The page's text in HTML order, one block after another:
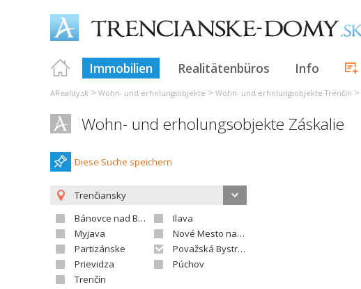
Immobilien Realitätenbüros Info
AReality.sk > Wohn- und erholungsobjekte > Wohn- und erholungsobjekte Trenčín >
Wohn- und erholungsobjekte Záskalie
Diese Suche speichern
Trenčiansky
Bánovce nad Bebravou
Ilava
Myjava
Nové Mesto nad Váhom
Partizánske
Považská Bystrica
Prievidza
Púchov
Trenčín